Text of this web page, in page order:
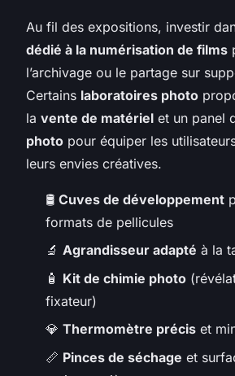
Au fil des expositions, investir
dédié à la numérisation de films
l’archivage ou le partage sur
Certains laboratoires photo
la vente de matériel et un panel
photo pour équiper les
leurs envies créatives.
🛢️ Cuves de développement
formats de pellicules
🔬 Agrandisseur adapté à la
🧴 Kit de chimie photo
fixateur)
💎 Thermomètre précis et
📏 Pinces de séchage et